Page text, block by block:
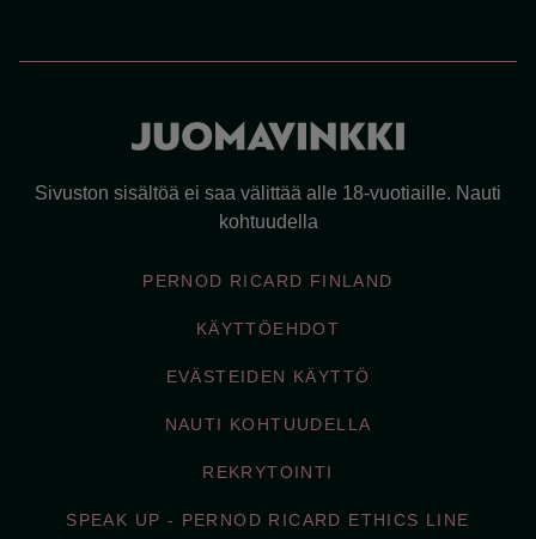
Sivuston sisältöä ei saa välittää alle 18-vuotiaille. Nauti
kohtuudella
PERNOD RICARD FINLAND
KÄYTTÖEHDOT
EVÄSTEIDEN KÄYTTÖ
NAUTI KOHTUUDELLA
REKRYTOINTI
SPEAK UP - PERNOD RICARD ETHICS LINE